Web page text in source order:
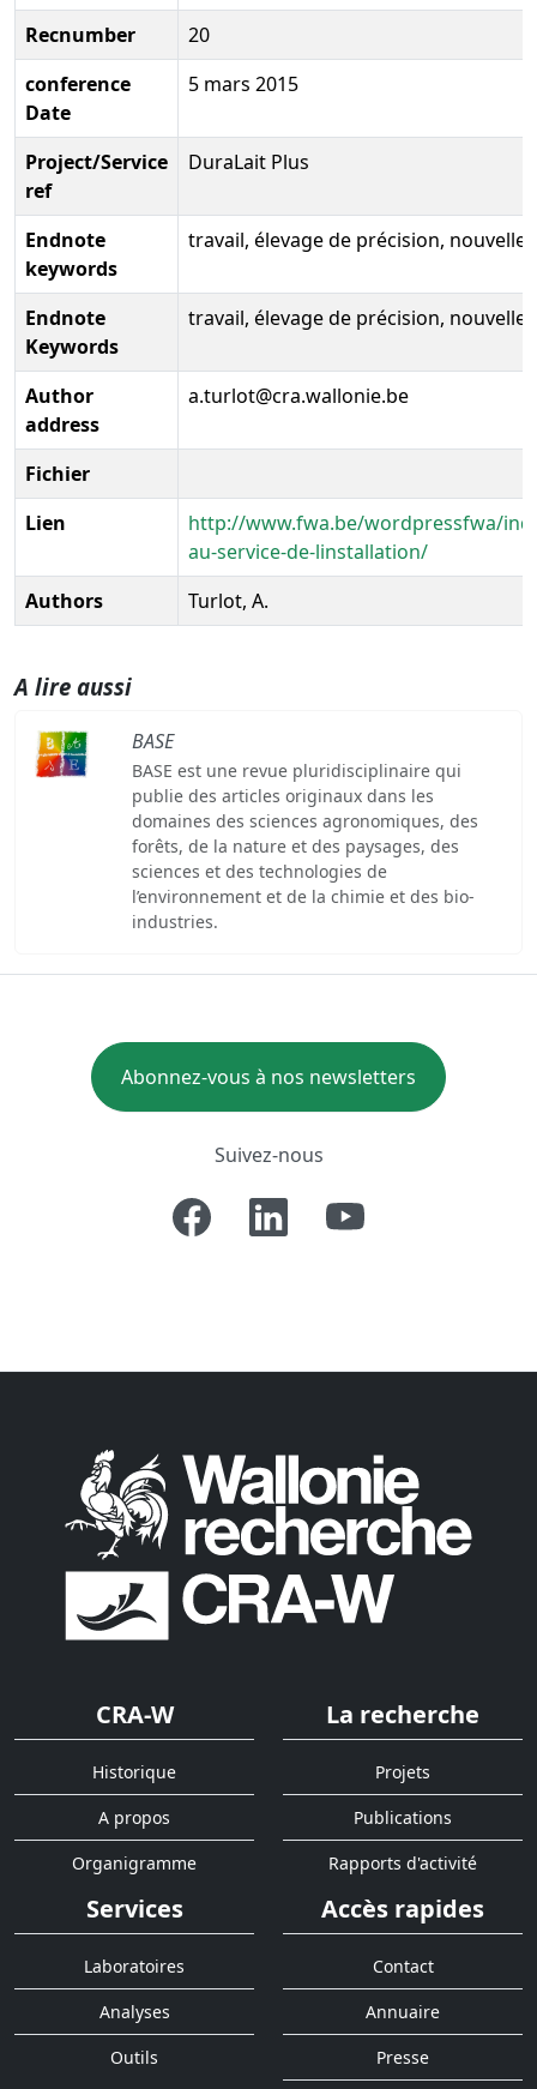
Recnumber
20
conference
Date
5 mars 2015
Project/Service
ref
DuraLait Plus
Endnote
keywords
travail, élevage de précision,
Endnote
Keywords
travail, élevage de précision,
Author
address
a.turlot@cra.wallonie.be
Fichier
Lien
http://www.fwa.be/wordpressfwa/
au-service-de-linstallation/
Authors
Turlot, A.
A lire aussi
BASE
BASE est une revue pluridisciplinaire qui
publie des articles originaux dans les
domaines des sciences agronomiques, des
forêts, de la nature et des paysages, des
sciences et des technologies de
l’environnement et de la chimie et des bio-
industries.
Abonnez-vous à nos newsletters
Suivez-nous
CRA-W
Historique
A propos
Organigramme
La recherche
Projets
Publications
Rapports d'activité
Services
Laboratoires
Analyses
Outils
Accès rapides
Contact
Annuaire
Presse